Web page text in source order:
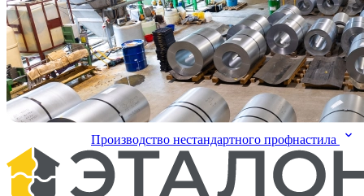
Производство нестандартного профнастила